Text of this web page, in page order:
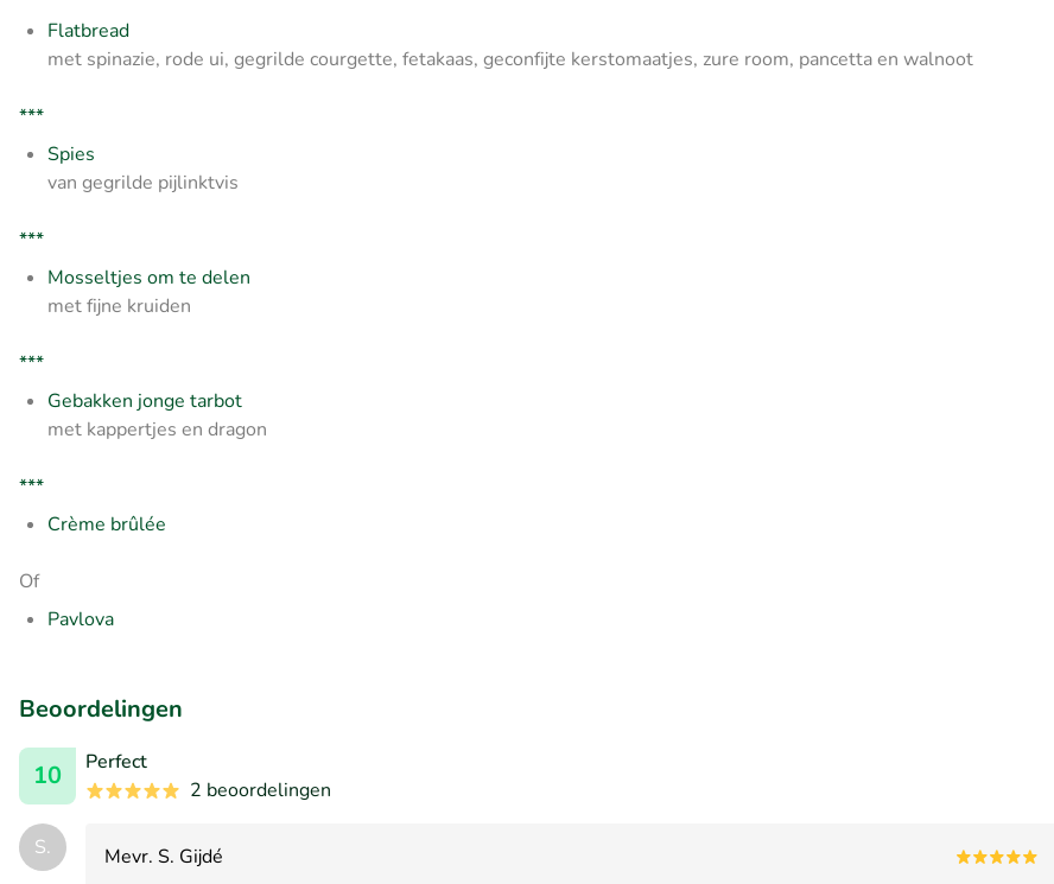
Flatbread
met spinazie, rode ui, gegrilde courgette, fetakaas, geconfijte kerstomaatjes, zure room, pancetta en walnoot
***
Spies
van gegrilde pijlinktvis
***
Mosseltjes om te delen
met fijne kruiden
***
Gebakken jonge tarbot
met kappertjes en dragon
***
Crème brûlée
Of
Pavlova
Beoordelingen
10
Perfect
2 beoordelingen
S.
Mevr. S. Gijdé